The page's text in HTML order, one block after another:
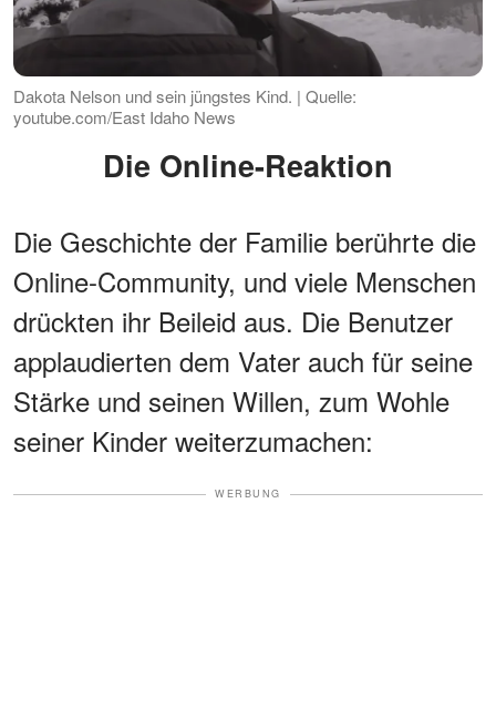
Dakota Nelson und sein jüngstes Kind. | Quelle:
youtube.com/East Idaho News
Die Online-Reaktion
Die Geschichte der Familie berührte die
Online-Community, und viele Menschen
drückten ihr Beileid aus. Die Benutzer
applaudierten dem Vater auch für seine
Stärke und seinen Willen, zum Wohle
seiner Kinder weiterzumachen:
WERBUNG